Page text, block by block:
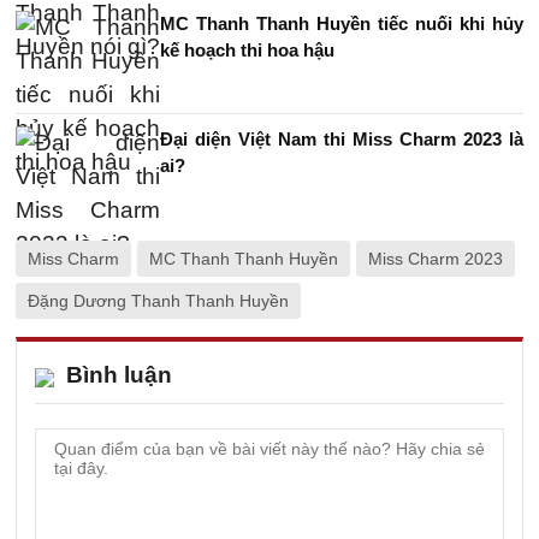
MC Thanh Thanh Huyền tiếc nuối khi hủy
kế hoạch thi hoa hậu
Đại diện Việt Nam thi Miss Charm 2023 là
ai?
Miss Charm MC Thanh Thanh Huyền Miss Charm 2023
Đặng Dương Thanh Thanh Huyền
Bình luận